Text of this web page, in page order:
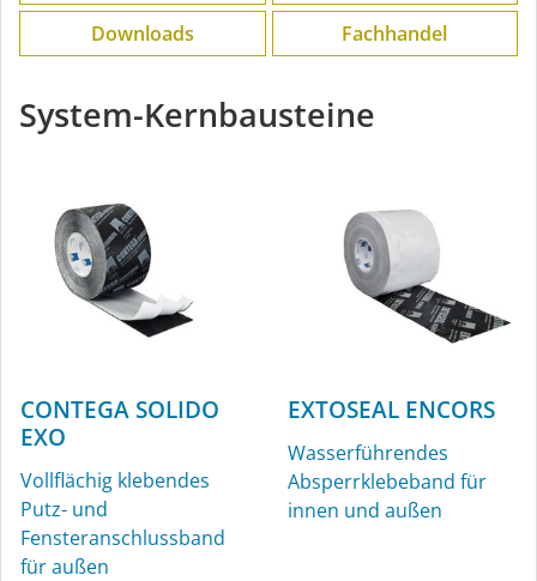
Downloads
Fachhandel
System-Kernbausteine
CONTEGA SOLIDO
EXO
Vollflächig klebendes
Putz- und
Fensteranschlussband
für außen
EXTOSEAL ENCORS
Wasserführendes
Absperrklebeband für
innen und außen